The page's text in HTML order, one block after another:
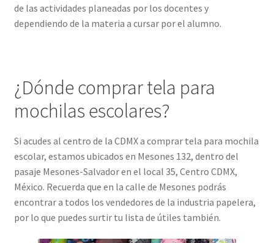
de las actividades planeadas por los docentes y
dependiendo de la materia a cursar por el alumno.
¿Dónde comprar tela para
mochilas escolares?
Si acudes al centro de la CDMX a comprar tela para mochila
escolar, estamos ubicados en Mesones 132, dentro del
pasaje Mesones-Salvador en el local 35, Centro CDMX,
México. Recuerda que en la calle de Mesones podrás
encontrar a todos los vendedores de la industria papelera,
por lo que puedes surtir tu lista de útiles también.